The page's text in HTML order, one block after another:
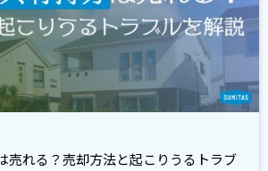
売れる？売却方法と起こりうるトラブ